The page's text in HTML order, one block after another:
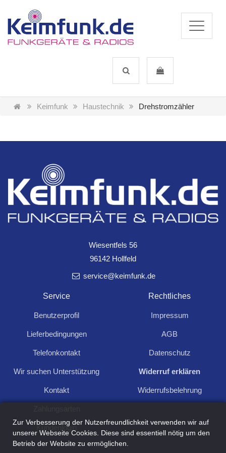
Keimfunk Haustechnik Drehstromzähler
Drehstromzähler MID geeicht
Wiesentfels 56
96142 Hollfeld
service@keimfunk.de
Service
Benutzerprofil
Lieferbedingungen
Telefonkontakt
Wir suchen Unterstützung
Kontakt
Kundenlogin
Rechtliches
Impressum
AGB
Datenschutz
Widerruf erklären
Widerrufsbelehrung
Zur Verbesserung der Nutzerfreundlichkeit verwenden wir auf
unserer Webseite Cookies. Diese sind essentiell nötig um den
Betrieb der Website zu ermöglichen.